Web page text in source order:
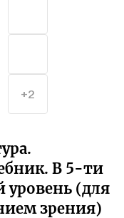
В 5-ти
уровень (для
зрения)
+2